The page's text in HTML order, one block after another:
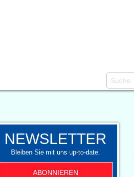
NEWSLETTER
Bleiben Sie mit uns up-to-date.
ABONNIEREN